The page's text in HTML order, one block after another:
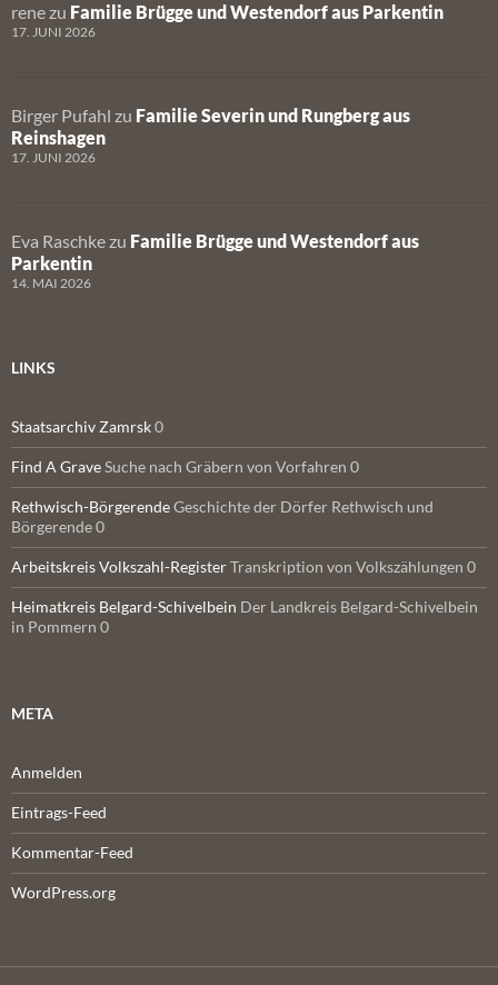
rene zu Familie Brügge und Westendorf aus Parkentin
17. JUNI 2026
Birger Pufahl zu Familie Severin und Rungberg aus
Reinshagen
17. JUNI 2026
Eva Raschke zu Familie Brügge und Westendorf aus
Parkentin
14. MAI 2026
LINKS
Staatsarchiv Zamrsk0
Find A GraveSuche nach Gräbern von Vorfahren 0
Rethwisch-BörgerendeGeschichte der Dörfer Rethwisch und
Börgerende 0
Arbeitskreis Volkszahl-RegisterTranskription von Volkszählungen 0
Heimatkreis Belgard-Schivelbein Der Landkreis Belgard-Schivelbein
in Pommern 0
META
Anmelden
Eintrags-Feed
Kommentar-Feed
WordPress.org